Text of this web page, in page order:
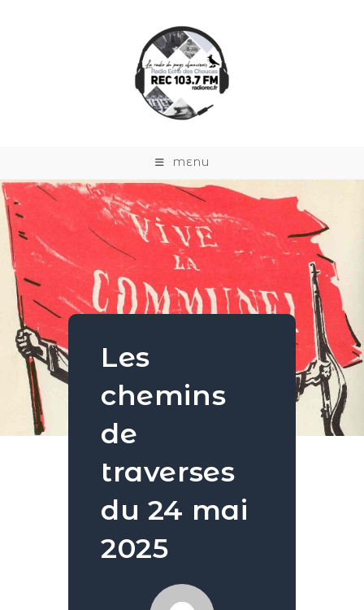
MENU
Les
chemins
de
traverses
du 24 mai
2025